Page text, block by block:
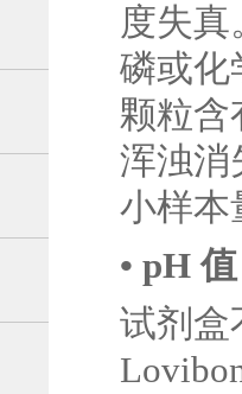
度失
磷或化
颗粒含
浑浊消
小样本
• pH 值
试剂盒